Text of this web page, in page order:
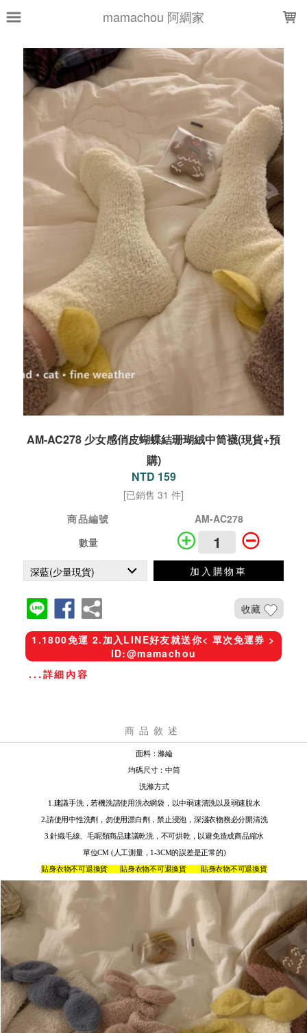
mamachou 阿綢家
AM-AC278 少女感俏皮蝴蝶結珊瑚絨中筒襪(現貨+預
購)
NTD 159
[已銷售 31 件]
商品編號
AM-AC278
數量
加入購物車
收藏
1.1800免運 2.加入LINE好友就送你< 單次免運券 >
ID:@mamachou
...詳細內容
商品敘述